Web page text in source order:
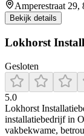
Amperestraat
Bekijk details
Lokhorst
Gesloten
5.0
Lokhorst
installatiebedrijf in
vakbekwame,